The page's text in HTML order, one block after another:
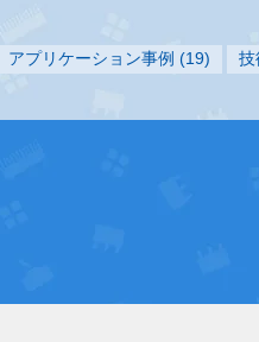
アプリケーション事例 (19) 技